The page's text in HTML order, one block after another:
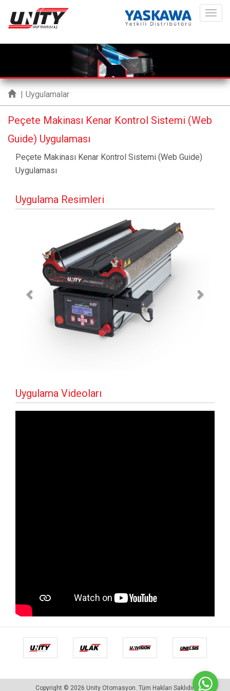
Uygulamalar
Peçete Makinası Kenar Kontrol Sistemi (Web
Guide) Uygulaması
Peçete Makinası Kenar Kontrol Sistemi (Web Guide)
Uygulaması
Uygulama Resimleri
Uygulama Videoları
Copyright © 2026 Unity Otomasyon. Tüm Hakları Saklıdır.